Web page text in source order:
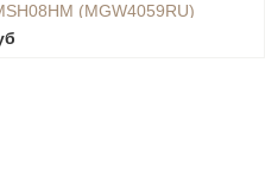
(MGW4059RU)